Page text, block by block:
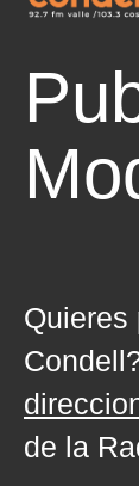
Quieres
de la